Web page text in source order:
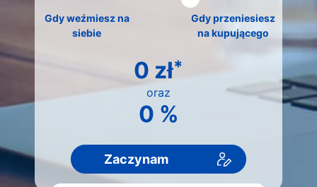
Gdy weźmiesz na
siebie
Gdy przeniesiesz
na kupującego
0 zł*
oraz
0 %
Zaczynam